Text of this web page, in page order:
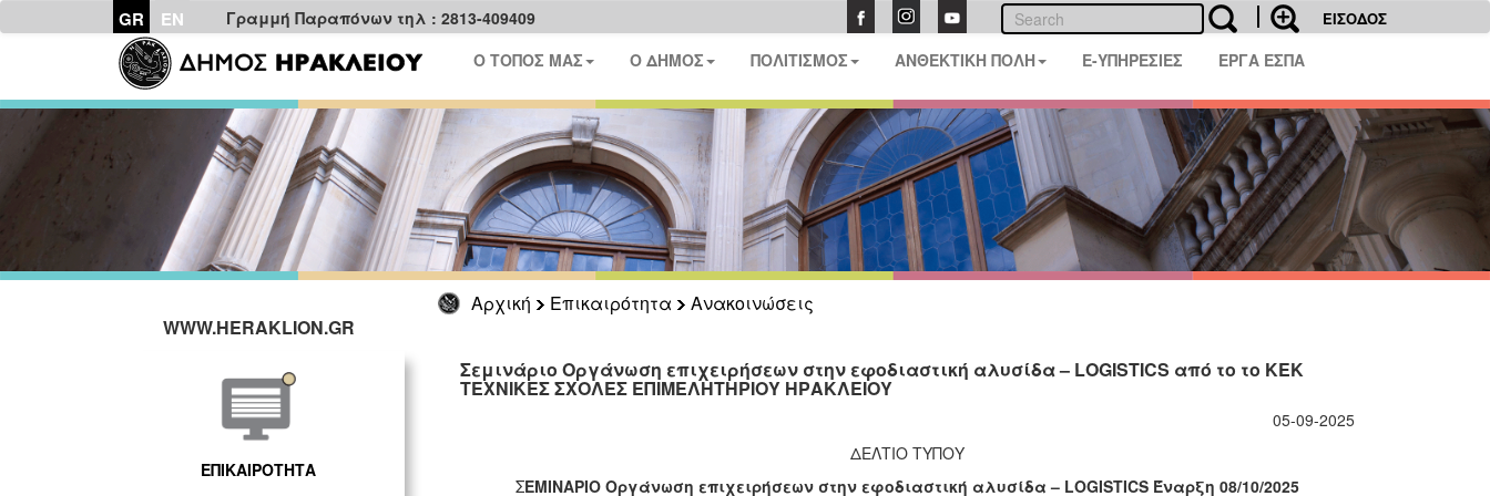
GR EN Γραμμή Παραπόνων τηλ : 2813-409409 ΕΙΣΟΔΟΣ
Ο ΤΟΠΟΣ ΜΑΣ Ο ΔΗΜΟΣ ΠΟΛΙΤΙΣΜΟΣ ΑΝΘΕΚΤΙΚΗ ΠΟΛΗ E-ΥΠΗΡΕΣΙΕΣ ΕΡΓΑ ΕΣΠΑ
Αρχική Επικαιρότητα
Ανακοινώσεις
WWW.HERAKLION.GR
ΕΠΙΚΑΙΡΟΤΗΤΑ
Σεμινάριο Οργάνωση επιχειρήσεων στην εφοδιαστική αλυσίδα – LOGISTICS από το το ΚΕΚ
ΤΕΧΝΙΚΕΣ ΣΧΟΛΕΣ ΕΠΙΜΕΛΗΤΗΡΙΟΥ ΗΡΑΚΛΕΙΟΥ
05-09-2025
ΔΕΛΤΙΟ ΤΥΠΟΥ
ΣΕΜΙΝΑΡΙΟ Οργάνωση επιχειρήσεων στην εφοδιαστική αλυσίδα – LOGISTICS Έναρξη 08/10/2025